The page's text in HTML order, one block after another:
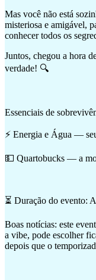
Mas você não está
misteriosa e amigável,
conhecer todos os
Juntos, chegou a hora
verdade! 🔍
Essenciais de
⚡ Energia e Água —
💵 Quartobucks — a
⏳ Duração do evento:
Boas notícias: este
a vibe, pode escolher
depois que o